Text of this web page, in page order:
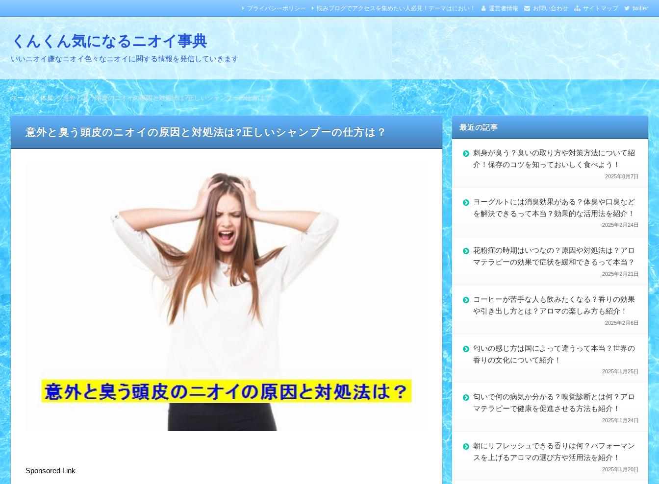
運営者情報 お問い合わせ サイトマップ twitter
プライバシーポリシー 悩みブログでアクセスを集めたい人必見！テーマはにおい！
くんくん気になるニオイ事典
いいニオイ嫌なニオイ色々なニオイに関する情報を発信していきます
ホーム 体臭 意外と臭う頭皮のニオイの原因と対処法は?正しいシャンプーの仕方は？
意外と臭う頭皮のニオイの原因と対処法は?正しいシャンプーの仕方は？
Sponsored Link
最近の記事
刺身が臭う？臭いの取り方や対策方法について紹
介！保存のコツを知っておいしく食べよう！
2025年8月7日
ヨーグルトには消臭効果がある？体臭や口臭など
を解決できるって本当？効果的な活用法を紹介！
2025年2月24日
花粉症の時期はいつなの？原因や対処法は？アロ
マテラピーの効果で症状を緩和できるって本当？
2025年2月21日
コーヒーが苦手な人も飲みたくなる？香りの効果
や引き出し方とは？アロマの楽しみ方も紹介！
2025年2月6日
匂いの感じ方は国によって違うって本当？世界の
香りの文化について紹介！
2025年1月25日
匂いで何の病気か分かる？嗅覚診断とは何？アロ
マテラピーで健康を促進させる方法も紹介！
2025年1月24日
朝にリフレッシュできる香りは何？パフォーマン
スを上げるアロマの選び方や活用法を紹介！
2025年1月20日